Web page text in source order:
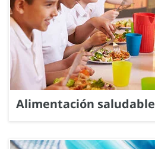
Alimentación saludable